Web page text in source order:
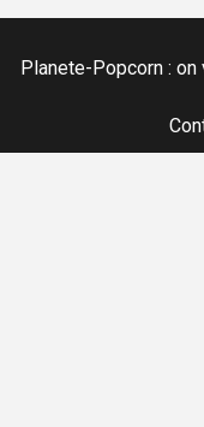
Planete-Popcorn :